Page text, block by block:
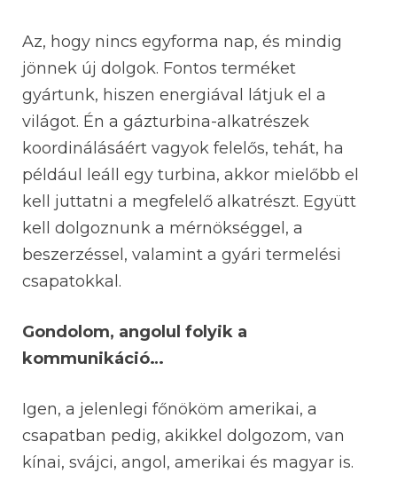
Az, hogy nincs egyforma nap, és mindig
jönnek új dolgok. Fontos terméket
gyártunk, hiszen energiával látjuk el a
világot. Én a gázturbina-alkatrészek
koordinálásáért vagyok felelős, tehát, ha
például leáll egy turbina, akkor mielőbb el
kell juttatni a megfelelő alkatrészt. Együtt
kell dolgoznunk a mérnökséggel, a
beszerzéssel, valamint a gyári termelési
csapatokkal.
Gondolom, angolul folyik a
kommunikáció…
Igen, a jelenlegi főnököm amerikai, a
csapatban pedig, akikkel dolgozom, van
kínai, svájci, angol, amerikai és magyar is.